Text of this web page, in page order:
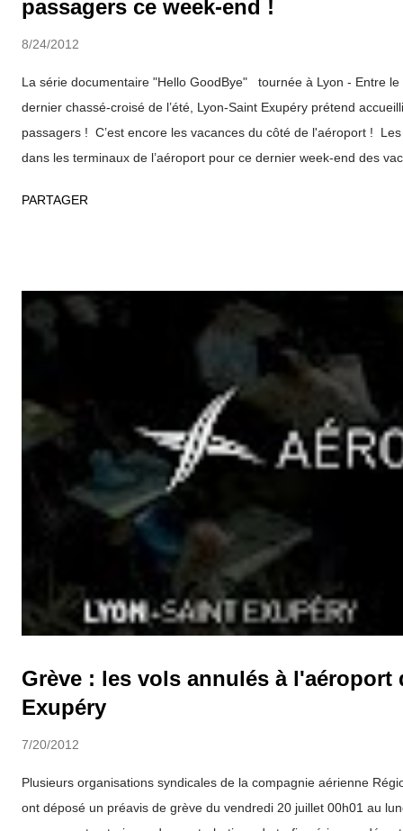
passagers ce week-end !
8/24/2012
La série documentaire "Hello GoodBye" tournée à Lyon - Entre
dernier chassé-croisé de l’été, Lyon-Saint Exupéry prétend
passagers ! C’est encore les vacances du côté de l'aéroport !
dans les terminaux de l’aéroport pour ce dernier week-end des
la fréquentation en août Au total, du 1er au 15 août Lyon-Saint
prolongations et les passagers peuvent profiter en toute sérénité
l’arc, course de vélo, sprint, ou encore match de foot), et des ilots
PARTAGER
Grève : les vols annulés à l'aéroport
Exupéry
7/20/2012
Plusieurs organisations syndicales de la compagnie aérienne
ont déposé un préavis de grève du vendredi 20 juillet 00h01 au